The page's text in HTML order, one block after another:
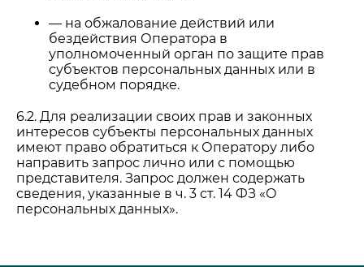
— на обжалование действий или
бездействия Оператора в
уполномоченный орган по защите прав
субъектов персональных данных или в
судебном порядке.
6.2. Для реализации своих прав и законных
интересов субъекты персональных данных
имеют право обратиться к Оператору либо
направить запрос лично или с помощью
представителя. Запрос должен содержать
сведения, указанные в ч. 3 ст. 14 ФЗ «О
персональных данных».